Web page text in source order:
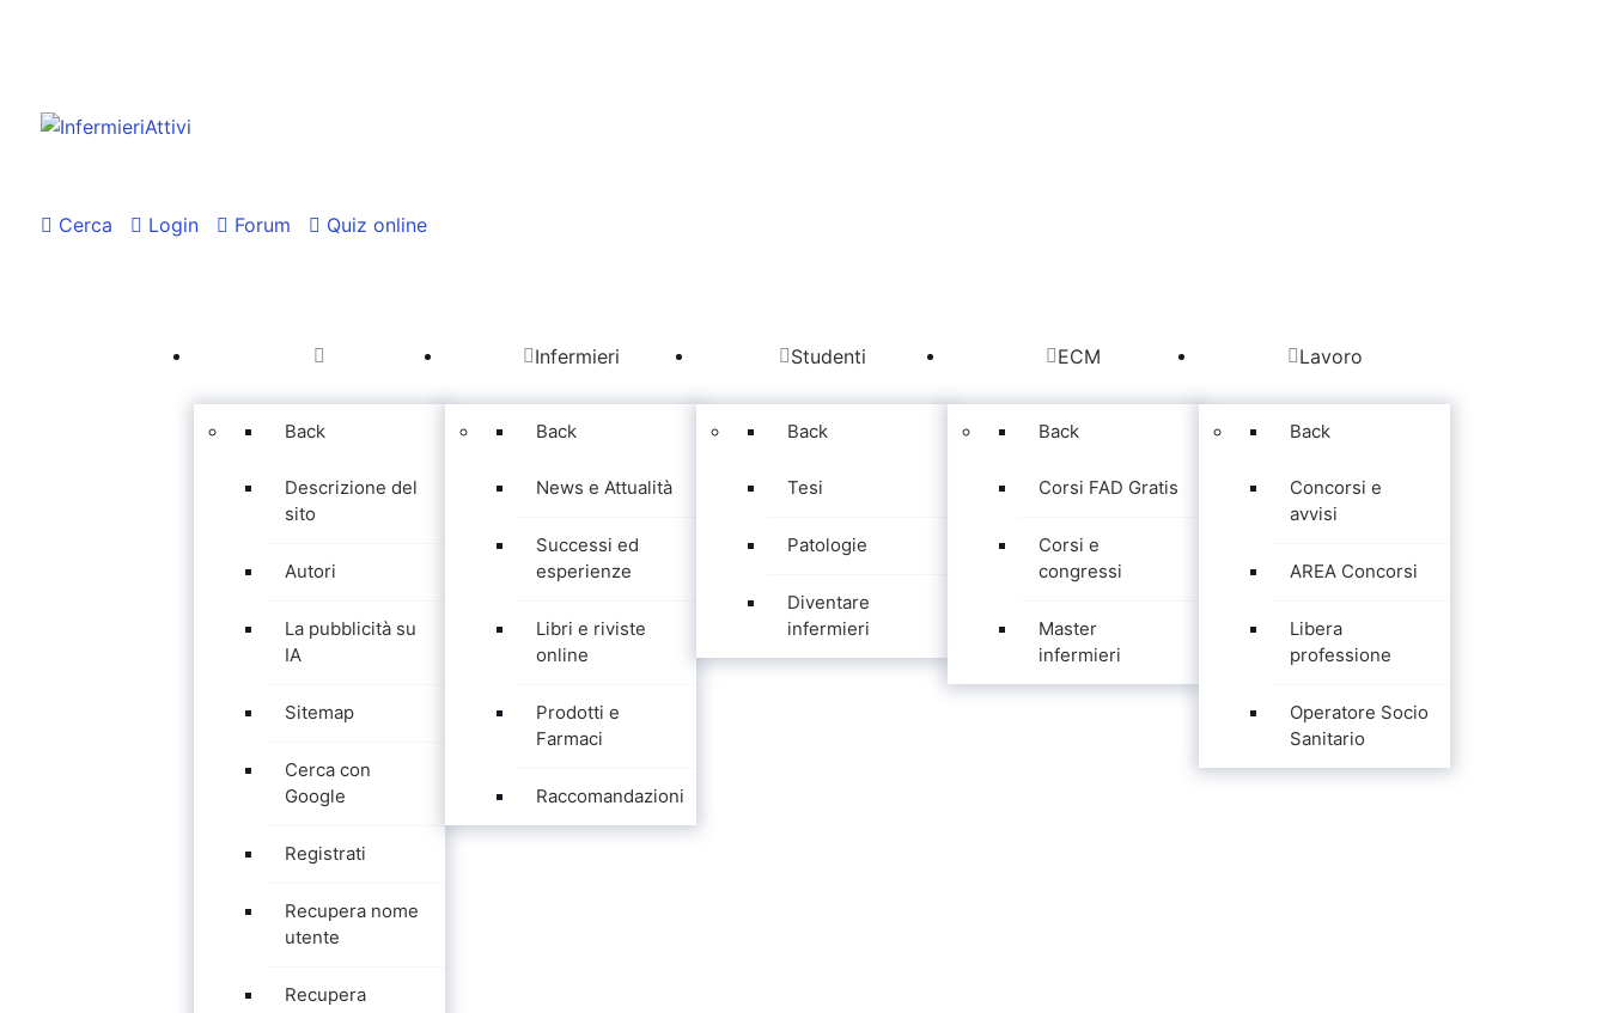
Cerca Login Forum Quiz online
Back
Descrizione del
sito
Autori
La pubblicità su
IA
Sitemap
Cerca con
Google
Registrati
Recupera nome
utente
Recupera
Infermieri
Back
News e Attualità
Successi ed
esperienze
Libri e riviste
online
Prodotti e
Farmaci
Raccomandazioni
Studenti
Back
Tesi
Patologie
Diventare
infermieri
ECM
Back
Corsi FAD Gratis
Corsi e
congressi
Master
infermieri
Lavoro
Back
Concorsi e
avvisi
AREA Concorsi
Libera
professione
Operatore Socio
Sanitario